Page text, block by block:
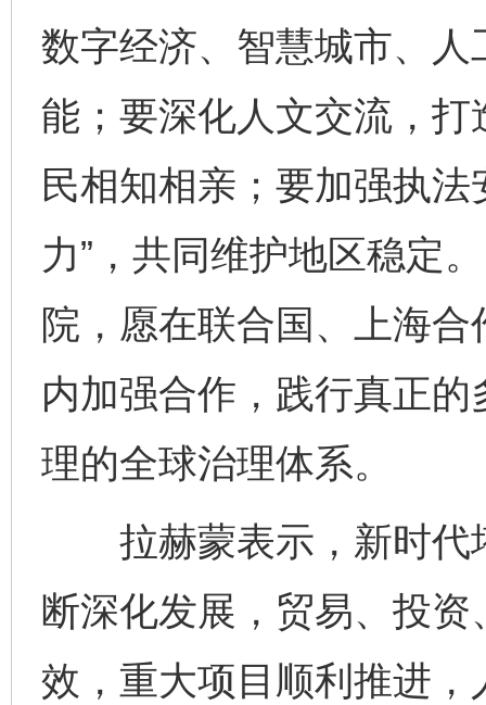
数字经济、智慧城市、
能；要深化人文交流，
民相知相亲；要加强执
力”，共同维护地区稳定
院，愿在联合国、上海
内加强合作，践行真正
理的全球治理体系。
拉赫蒙表示，新时代
断深化发展，贸易、投
效，重大项目顺利推进